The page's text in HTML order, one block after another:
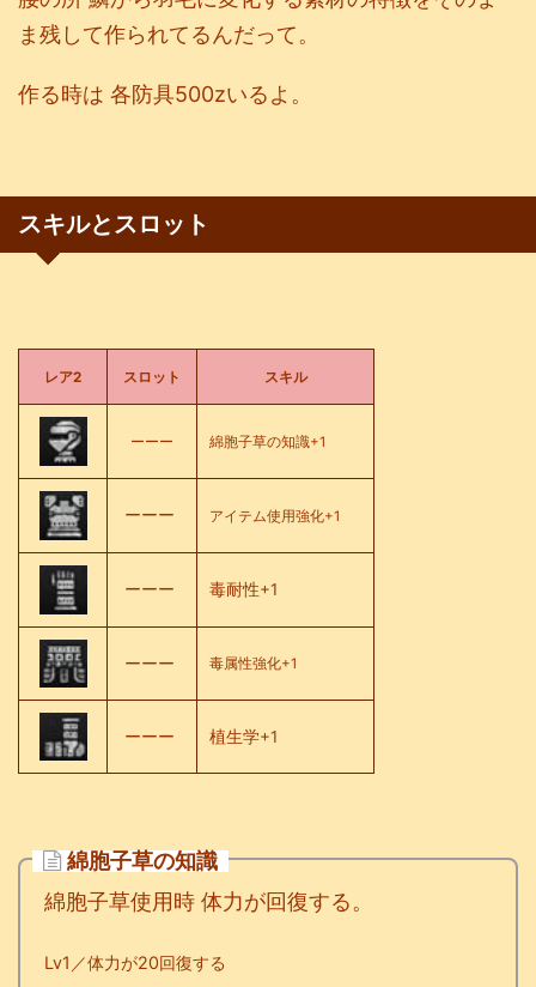
ま残して作られてるんだって。
作る時は 各防具500zいるよ。
スキルとスロット
レア2 スロット スキル
ーーー 綿胞子草の知識+1
ーーー アイテム使用強化+1
ーーー 毒耐性+1
ーーー 毒属性強化+1
ーーー 植生学+1
綿胞子草の知識
綿胞子草使用時 体力が回復する。
Lv1／体力が20回復する